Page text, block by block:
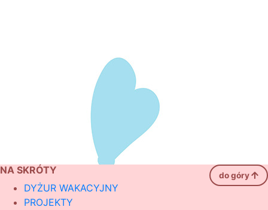
NA SKRÓTY do góry
DYŻUR WAKACYJNY
PROJEKTY